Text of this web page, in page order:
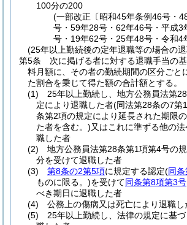
100分の200
(一部改正〔昭和45年条例46号・
号・59年28号・62年46号・平成3
号・19年62号・25年48号・令和4
(25年以上勤続後の定年退職等の場合の
第5条
次に掲げる者に対する退職手当の
料月額に、その者の勤続期間の区分ごと
た割合を乗じて得た額の合計額とする。
(1)
25年以上勤続し、地方公務員法第
定により退職した者(同法第28条の7第
条第2項の規定により延長された期限
た者を含む。)又はこれに準ずる他の
職した者
(2)
地方公務員法第28条第1項第4号の
分を受けて退職した者
(3)
第8条の2第5項に規定する認定(同
ものに限る。)を受けて同条第8項第3号
べき期日に退職した者
(4)
公務上の傷病又は死亡により退職し
(5)
25年以上勤続し、法律の規定に基